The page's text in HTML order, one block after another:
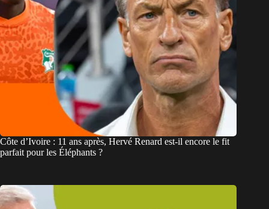
Côte d’Ivoire : 11 ans après, Hervé Renard est-il encore le fit
parfait pour les Éléphants ?